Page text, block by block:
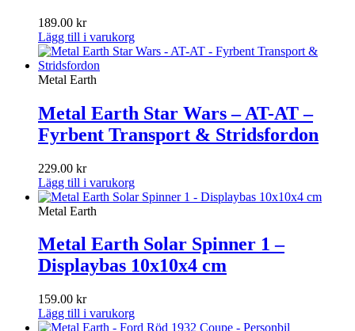
189.00 kr
Lägg till i varukorg
Metal Earth
Metal Earth Star Wars – AT-AT –
Fyrbent Transport & Stridsfordon
229.00 kr
Lägg till i varukorg
Metal Earth
Metal Earth Solar Spinner 1 –
Displaybas 10x10x4 cm
159.00 kr
Lägg till i varukorg